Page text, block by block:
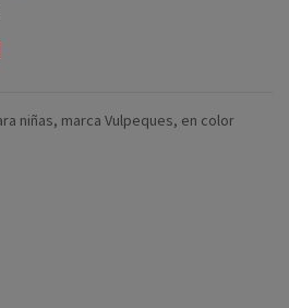
niñas, marca Vulpeques, en color